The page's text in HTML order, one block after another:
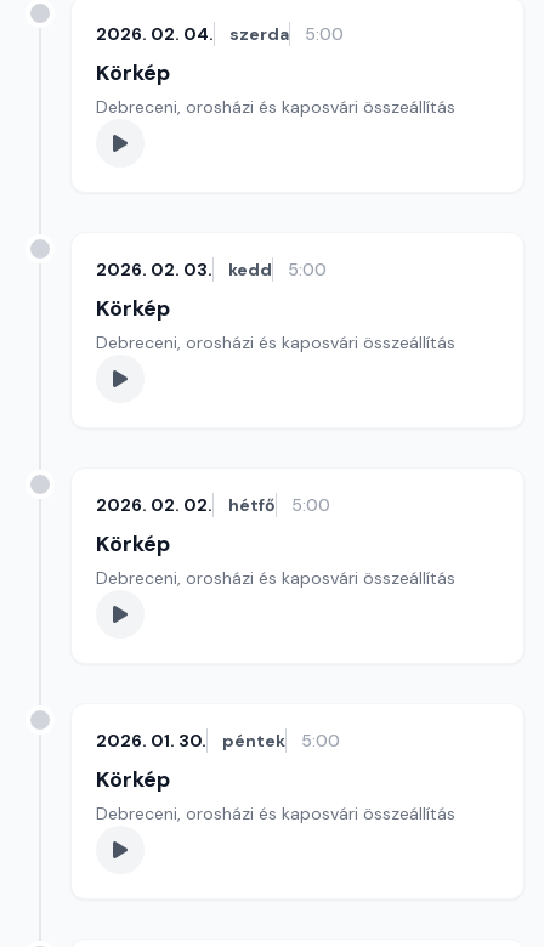
2026. 02. 04. szerda 5:00
Körkép
Debreceni, orosházi és kaposvári összeállítás
2026. 02. 03. kedd 5:00
Körkép
Debreceni, orosházi és kaposvári összeállítás
2026. 02. 02. hétfő 5:00
Körkép
Debreceni, orosházi és kaposvári összeállítás
2026. 01. 30. péntek 5:00
Körkép
Debreceni, orosházi és kaposvári összeállítás